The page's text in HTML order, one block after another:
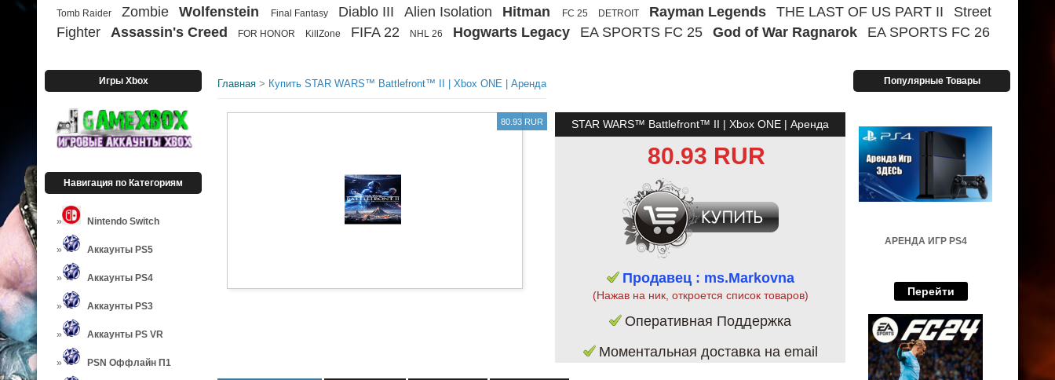
Tomb Raider
Zombie Wolfenstein Final Fantasy Diablo III Alien Isolation Hitman FC 25 DETROIT Rayman Legends THE LAST OF US PART II
Street
Fighter
Assassin's Creed FOR HONOR KillZone FIFA 22 NHL 26 Hogwarts Legacy EA SPORTS FC 25 God of War Ragnarok EA SPORTS FC 26
Игры Xbox
Навигация по Категориям
Nintendo Switch
Аккаунты PS5
Аккаунты PS4
Аккаунты PS3
Аккаунты PS VR
PSN Оффлайн П1
Популярные Товары
АРЕНДА ИГР PS4
Перейти
Главная > Купить STAR WARS™ Battlefront™ II | Xbox ONE | Аренда
80.93 RUR STAR WARS™ Battlefront™ II | Xbox ONE | Аренда
80.93 RUR
Продавец : ms.Markovna
(Нажав на ник, откроется список товаров)
Оперативная Поддержка
Моментальная доставка на email